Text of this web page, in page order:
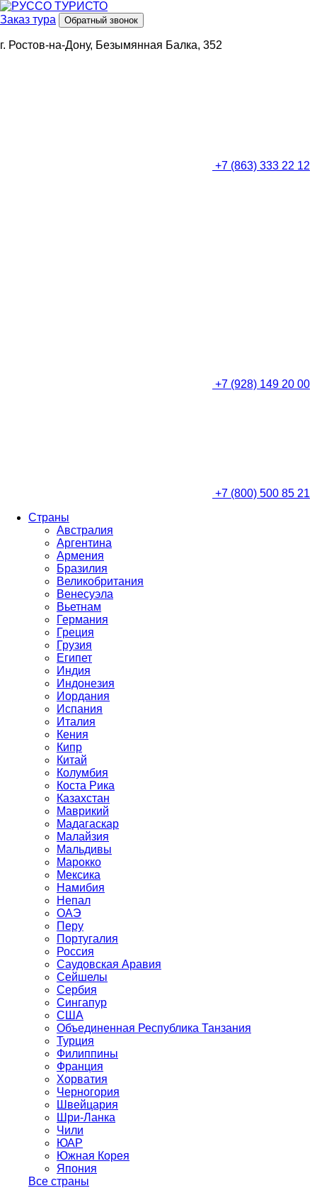
Заказ тура Обратный звонок
г. Ростов-на-Дону, Безымянная Балка, 352
+7 (863) 333 22 12
+7 (928) 149 20 00
+7 (800) 500 85 21
Страны
Австралия
Аргентина
Армения
Бразилия
Великобритания
Венесуэла
Вьетнам
Германия
Греция
Грузия
Египет
Индия
Индонезия
Иордания
Испания
Италия
Кения
Кипр
Китай
Колумбия
Коста Рика
Казахстан
Маврикий
Мадагаскар
Малайзия
Мальдивы
Марокко
Мексика
Намибия
Непал
ОАЭ
Перу
Португалия
Россия
Саудовская Аравия
Сейшелы
Сербия
Сингапур
США
Объединенная Республика Танзания
Турция
Филиппины
Франция
Хорватия
Черногория
Швейцария
Шри-Ланка
Чили
ЮАР
Южная Корея
Япония
Все страны